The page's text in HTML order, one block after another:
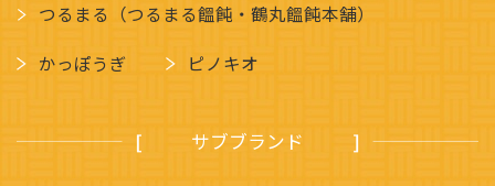
つるまる（つるまる饂飩・鶴丸饂飩本舗）
かっぽうぎ ピノキオ
サブブランド